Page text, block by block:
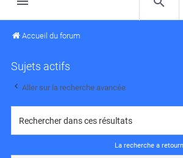
Accueil du forum
Sujets actifs
Aller sur la recherche avancée
La recherche a